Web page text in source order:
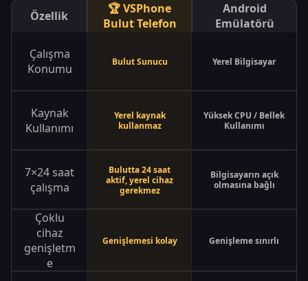
Özellik
🏆 VSPhone
Bulut Telefon
Android
Emülatörü
Çalışma
Konumu
Bulut Sunucu Yerel Bilgisayar
Kaynak
Kullanımı
Yerel kaynak
kullanmaz
Yüksek CPU / Bellek
Kullanımı
7×24 saat
çalışma
Bulutta 24 saat
aktif, yerel cihaz
gerekmez
Bilgisayarın açık
olmasına bağlı
Çoklu
cihaz
genişletm
e
Genişlemesi kolay Genişleme sınırlı